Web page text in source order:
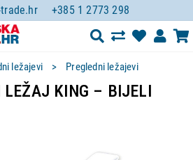
+385 1 2773 298
ležajevi Pregledni ležajevi
LEŽAJ KING – BIJELI